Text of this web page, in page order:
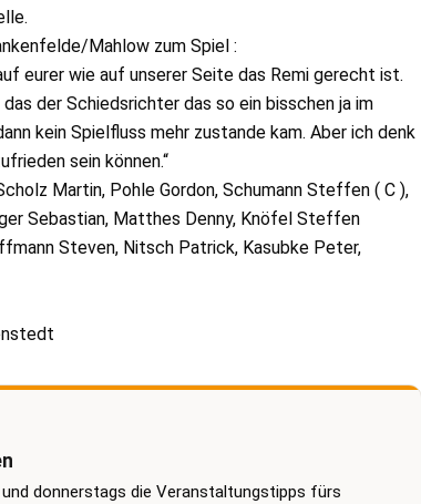
Mahlow zum Spiel :
eurer wie auf unserer Seite das Remi gerecht ist.
der Schiedsrichter das so ein bisschen ja im
kein Spielfluss mehr zustande kam. Aber ich denk
sein können.“
Martin, Pohle Gordon, Schumann Steffen ( C ),
Sebastian, Matthes Denny, Knöfel Steffen
Steven, Nitsch Patrick, Kasubke Peter,
donnerstags die Veranstaltungstipps fürs